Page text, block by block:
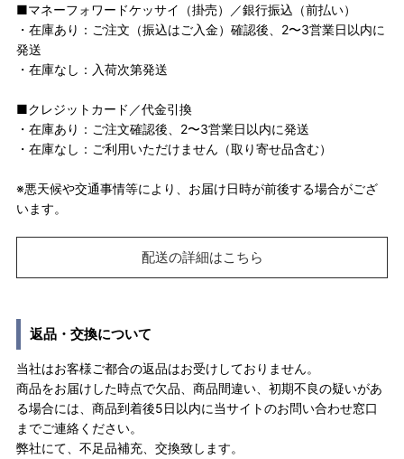
■マネーフォワードケッサイ（掛売）／銀行振込（前払い）
・在庫あり：ご注文（振込はご入金）確認後、2〜3営業日以内に
発送
・在庫なし：入荷次第発送
■クレジットカード／代金引換
・在庫あり：ご注文確認後、2〜3営業日以内に発送
・在庫なし：ご利用いただけません（取り寄せ品含む）
※悪天候や交通事情等により、お届け日時が前後する場合がござ
います。
配送の詳細はこちら
返品・交換について
当社はお客様ご都合の返品はお受けしておりません。
商品をお届けした時点で欠品、商品間違い、初期不良の疑いがあ
る場合には、商品到着後5日以内に当サイトのお問い合わせ窓口
までご連絡ください。
弊社にて、不足品補充、交換致します。